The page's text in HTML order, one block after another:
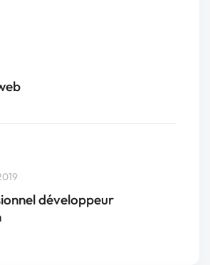
développeur